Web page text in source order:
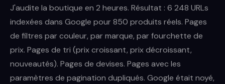
J'audite la boutique en 2 heures. Résultat : 6 248 URLs
indexées dans Google pour 850 produits réels. Pages
de filtres par couleur, par marque, par fourchette de
prix. Pages de tri (prix croissant, prix décroissant,
nouveautés). Pages de devises. Pages avec les
paramètres de pagination dupliqués. Google était noyé,